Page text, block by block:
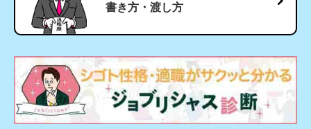
書き方・渡し方